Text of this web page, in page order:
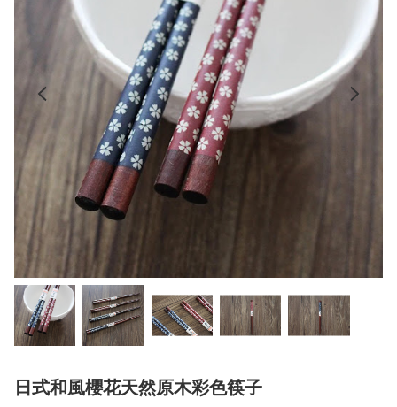
日式和風櫻花天然原木彩色筷子